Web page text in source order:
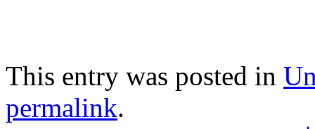
This entry was posted in
permalink.